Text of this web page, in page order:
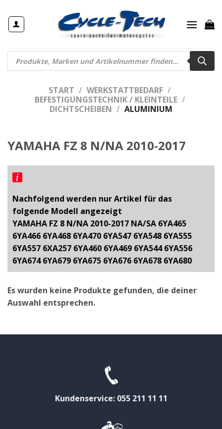
Inhalt
springen
Products
search
START / WERKSTATTBEDARF /
BEFESTIGUNGSTECHNIK / KLEINTEILE /
DICHTSCHEIBEN / ALUMINIUM
YAMAHA FZ 8 N/NA 2010-2017
Nachfolgend werden nur Artikel für das
folgende Modell angezeigt
YAMAHA FZ 8 N/NA 2010-2017 NA/SA 6YA465
6YA466 6YA468 6YA470 6YA547 6YA548 6YA555
6YA557 6XA257 6YA460 6YA469 6YA544 6YA556
6YA674 6YA679 6YA675 6YA676 6YA678 6YA680
Es wurden keine Produkte gefunden, die deiner
Auswahl entsprechen.
Kundenservice: 055 211 11 11